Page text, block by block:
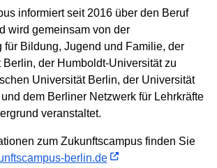
informiert seit 2016 über den Beruf
wird gemeinsam von der
für Bildung, Jugend und Familie, der
Berlin, der Humboldt-Universität zu
Universität Berlin, der Universität
dem Berliner Netzwerk für Lehrkräfte
veranstaltet.
zum Zukunftscampus finden Sie
berlin.de